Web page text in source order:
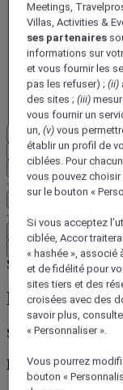
Chambre 1
Adulte(s)
- Retirer un adulte
+Ajouter un adulte
Enfant(s)
- Retirer un enfant
+Ajouter un enfant
Supprimer
Ajouter une chambre
Rechercher
Où allez-vous ?
Skip search by
Rechercher
Skip search by Marques
Marques
Meetings,
Villas, Activities &
ses partenaires
informations sur
et vous fournir les
pas les refuser) ;(ii)
des sites ;(iii)
vous fournir un
un,(v) vous
établir un profil de
ciblées. Pour
vous pouvez
sur le bouton «
Si vous acceptez
ciblée, Accor
« hashée », associé
et de fidélité pour
sites tiers et des
croisées avec des
savoir plus,
« Personnaliser ».
Vous pourrez
bouton «